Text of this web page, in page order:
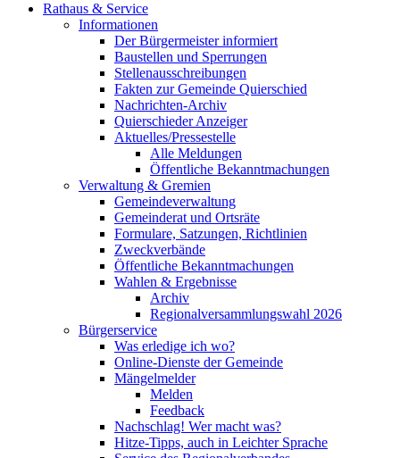
Rathaus & Service
Informationen
Der Bürgermeister informiert
Baustellen und Sperrungen
Stellenausschreibungen
Fakten zur Gemeinde Quierschied
Nachrichten-Archiv
Quierschieder Anzeiger
Aktuelles/Pressestelle
Alle Meldungen
Öffentliche Bekanntmachungen
Verwaltung & Gremien
Gemeindeverwaltung
Gemeinderat und Ortsräte
Formulare, Satzungen, Richtlinien
Zweckverbände
Öffentliche Bekanntmachungen
Wahlen & Ergebnisse
Archiv
Regionalversammlungswahl 2026
Bürgerservice
Was erledige ich wo?
Online-Dienste der Gemeinde
Mängelmelder
Melden
Feedback
Nachschlag! Wer macht was?
Hitze-Tipps, auch in Leichter Sprache